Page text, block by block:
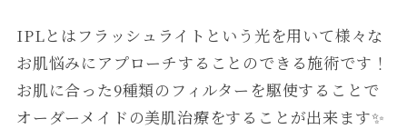
IPLとはフラッシュライトという光を用いて様々な
お肌悩みにアプローチすることのできる施術です！
お肌に合った9種類のフィルターを駆使することで
オーダーメイドの美肌治療をすることが出来ます✨